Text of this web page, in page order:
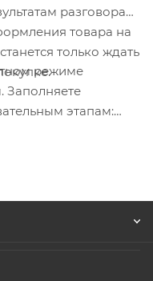
разговора
товара на
только ждать
режиме
Заполняете
этапам: